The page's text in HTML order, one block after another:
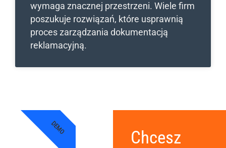
wymaga znacznej przestrzeni. Wiele firm
poszukuje rozwiązań, które usprawnią
proces zarządzania dokumentacją
reklamacyjną.
Chcesz
DEMO